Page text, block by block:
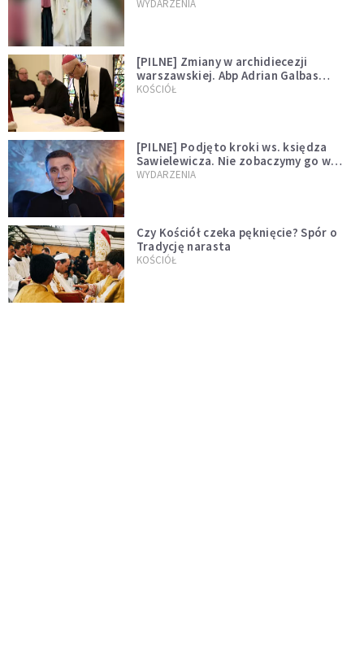
WYDARZENIA
[PILNE] Zmiany w archidiecezji
warszawskiej. Abp Adrian Galbas
wręczył dekrety nowym proboszczom
KOŚCIÓŁ
[PILNE] Podjęto kroki ws. księdza
Sawielewicza. Nie zobaczymy go w
mediach
WYDARZENIA
Czy Kościół czeka pęknięcie? Spór o
Tradycję narasta
KOŚCIÓŁ